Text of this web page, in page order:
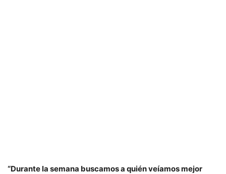
“Durante la semana buscamos a quién veíamos mejor